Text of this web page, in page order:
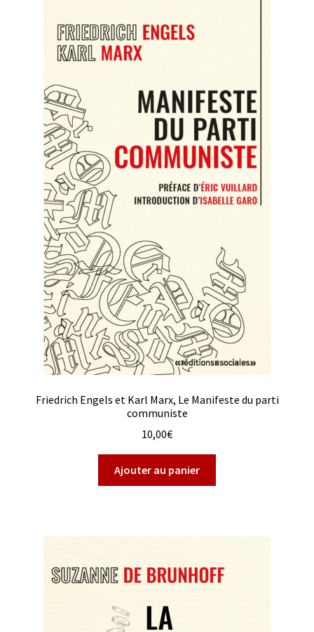
Friedrich Engels et Karl Marx, Le Manifeste du parti
communiste
10,00€
Ajouter au panier